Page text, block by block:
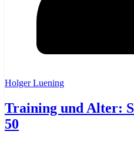
Holger Luening
Training und Alter:
50